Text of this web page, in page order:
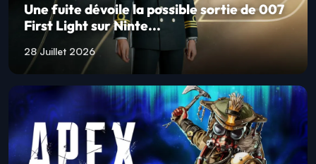
Une fuite dévoile la possible sortie de 007
First Light sur Ninte...
28 Juillet 2026